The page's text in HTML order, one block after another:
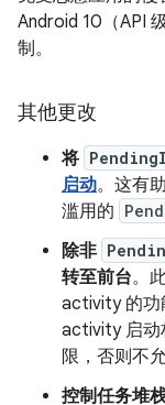
Android 10（API
制。
其他更改
将
启动。这有
滥用的
除非
转至前台。
activity 的功
activity 启动
限，否则不
控制任务堆